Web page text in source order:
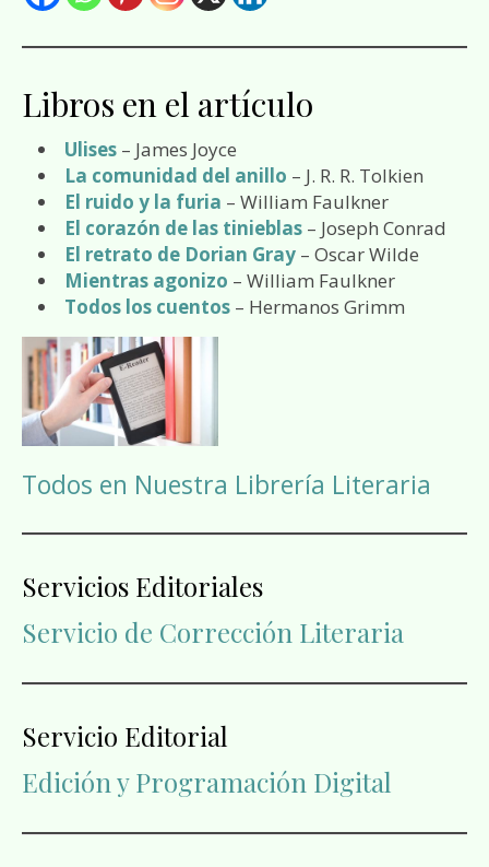
Libros en el artículo
Ulises – James Joyce
La comunidad del anillo – J. R. R. Tolkien
El ruido y la furia – William Faulkner
El corazón de las tinieblas – Joseph Conrad
El retrato de Dorian Gray – Oscar Wilde
Mientras agonizo – William Faulkner
Todos los cuentos – Hermanos Grimm
Todos en Nuestra Librería Literaria
Servicios Editoriales
Servicio de Corrección Literaria
Servicio Editorial
Edición y Programación Digital